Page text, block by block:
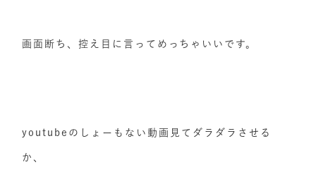
画面断ち、控え目に言ってめっちゃいいです。
youtubeのしょーもない動画見てダラダラさせる
か、